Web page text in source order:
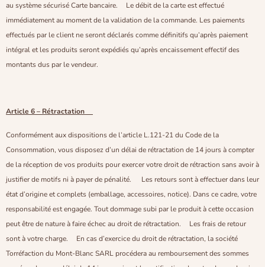
au système sécurisé Carte bancaire. Le débit de la carte est effectué
immédiatement au moment de la validation de la commande. Les paiements
effectués par le client ne seront déclarés comme définitifs qu’après paiement
intégral et les produits seront expédiés qu’après encaissement effectif des
montants dus par le vendeur.
Article 6 – Rétractation
Conformément aux dispositions de l’article L.121-21 du Code de la
Consommation, vous disposez d’un délai de rétractation de 14 jours à compter
de la réception de vos produits pour exercer votre droit de rétraction sans avoir à
justifier de motifs ni à payer de pénalité. Les retours sont à effectuer dans leur
état d’origine et complets (emballage, accessoires, notice). Dans ce cadre, votre
responsabilité est engagée. Tout dommage subi par le produit à cette occasion
peut être de nature à faire échec au droit de rétractation. Les frais de retour
sont à votre charge. En cas d’exercice du droit de rétractation, la société
Torréfaction du Mont-Blanc SARL procédera au remboursement des sommes